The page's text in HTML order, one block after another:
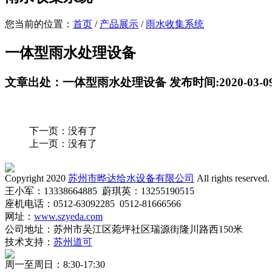
您当前的位置： 首页 / 产品展示 /雨水收集系统
一体型雨水处理设备
文章出处：一体型雨水处理设备 发布时间:2020-03-
下一页：没有了
上一页：没有了
Copyright 2020 苏州市晔达给水设备有限公司 All rights reserved.
王小军：13338664885 蔚琪英：13255190515
座机电话：0512-63092285 0512-81666566
网址： www.szyeda.com
公司地址：苏州市吴江区菀坪社区瑞源街隆川路西150米
技术支持： 苏州道可
周一至周日：8:30-17:30